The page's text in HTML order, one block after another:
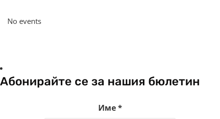
No events
Абонирайте се за нашия бюлетин
Име*